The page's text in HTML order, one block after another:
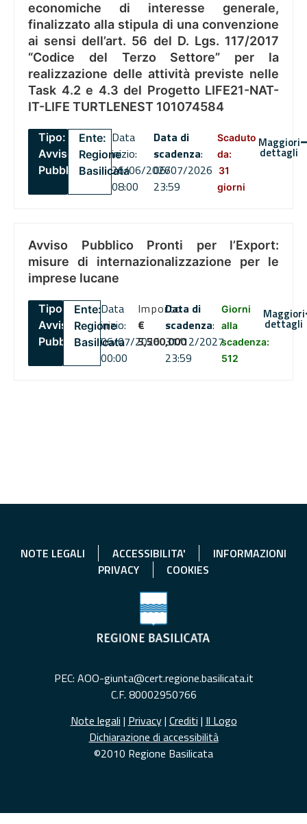
economiche di interesse generale,
finalizzato alla stipula di una convenzione
ai sensi dell’art. 56 del D. Lgs. 117/2017
“Codice del Terzo Settore” per la
realizzazione delle attività previste nelle
Task 4.2 e 4.3 del Progetto LIFE21-NAT-
IT-LIFE TURTLENEST 101074584
Tipo:
Avviso
Pubblico
Ente:
Regione
Basilicata
Data
inizio:
26/06/2026
08:00
Data di
scadenza:
06/07/2026
23:59
Scaduto
da:
31
giorni
Maggiori
dettagli
Avviso Pubblico Pronti per l’Export:
misure di internazionalizzazione per le
imprese lucane
Tipo:
Avviso
Pubblico
Ente:
Regione
Basilicata
Data
inizio:
06/07/2026
00:00
Importo
€
5,500,000
Data di
scadenza:
31/12/2027
23:59
Giorni
alla
scadenza:
512
Maggiori
dettagli
NOTE LEGALI ACCESSIBILITA'
INFORMAZIONI
PRIVACY
COOKIES
PEC: AOO-giunta@cert.regione.basilicata.it
C.F. 80002950766
Note legali | Privacy| Crediti | Il Logo
Dichiarazione di accessibilità
©2010 Regione Basilicata